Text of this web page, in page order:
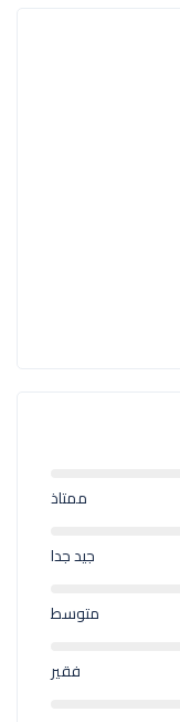
ممتاذ
جيد جدا
متوسط
فقير